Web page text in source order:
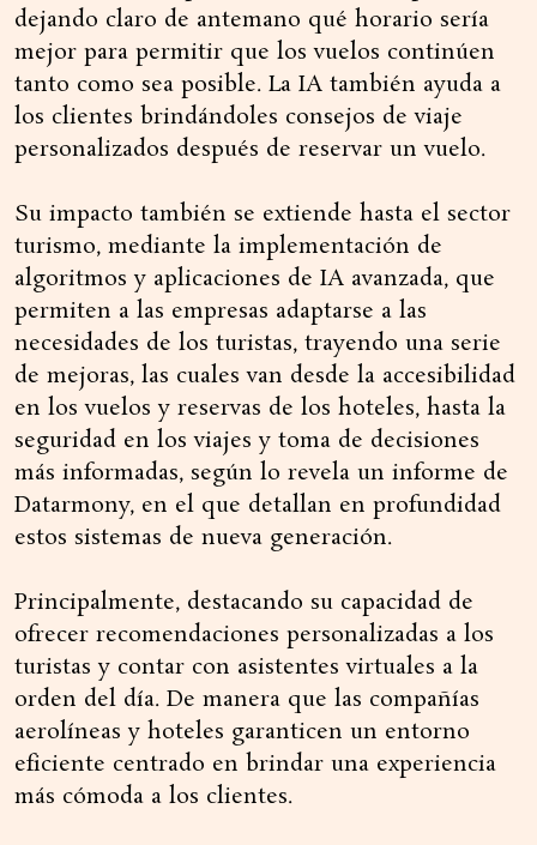
dejando claro de antemano qué horario sería
mejor para permitir que los vuelos continúen
tanto como sea posible. La IA también ayuda a
los clientes brindándoles consejos de viaje
personalizados después de reservar un vuelo.
Su impacto también se extiende hasta el sector
turismo, mediante la implementación de
algoritmos y aplicaciones de IA avanzada, que
permiten a las empresas adaptarse a las
necesidades de los turistas, trayendo una serie
de mejoras, las cuales van desde la accesibilidad
en los vuelos y reservas de los hoteles, hasta la
seguridad en los viajes y toma de decisiones
más informadas, según lo revela un informe de
Datarmony, en el que detallan en profundidad
estos sistemas de nueva generación.
Principalmente, destacando su capacidad de
ofrecer recomendaciones personalizadas a los
turistas y contar con asistentes virtuales a la
orden del día. De manera que las compañías
aerolíneas y hoteles garanticen un entorno
eficiente centrado en brindar una experiencia
más cómoda a los clientes.